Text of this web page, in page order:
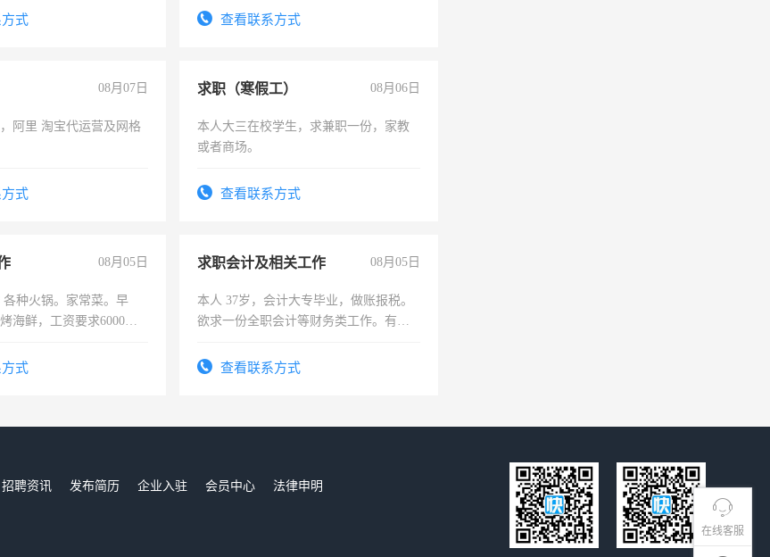
在线客服
式
电话查看联系方式
08月07日
阿里 淘宝代运营及网格
式
求职（寒假工） 08月06日
本人大三在校学生，求兼职一份，家教
或者商场。
查看联系方式
08月05日
各种火锅。家常菜。早
海鲜，工资要求6000以
式
求职会计及相关工作 08月05日
本人 37岁，会计大专毕业，做账报税。
欲求一份全职会计等财务类工作。有会
查看联系方式
招聘资讯 发布简历 企业入驻 会员中心
法律申明